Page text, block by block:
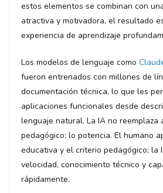
estos elementos se combinan con
atractiva y motivadora, el resultado
experiencia de aprendizaje
Los modelos de lenguaje como
fueron entrenados con millones de
documentación técnica, lo que les
aplicaciones funcionales desde
lenguaje natural. La IA no reemplaza
pedagógico: lo potencia. El humano
educativa y el criterio pedagógico; la
velocidad, conocimiento técnico y
rápidamente.